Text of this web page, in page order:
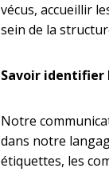
vécus, accueillir
sein de la
Savoir identifier
Notre
dans notre
étiquettes, les